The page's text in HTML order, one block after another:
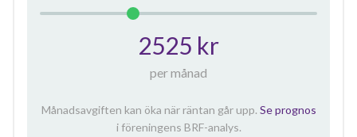
2525 kr
per månad
Månadsavgiften kan öka när räntan går upp. Se prognos
i föreningens BRF-analys.